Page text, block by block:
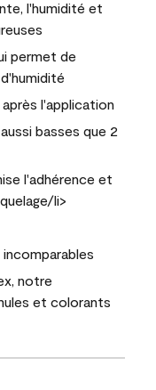
l'humidité et
permet de
l'application
basses que 2
l'adhérence et
li>
notre
et colorants